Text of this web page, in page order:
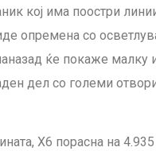
кој има поостри
опремена со
ќе покаже малку
дел со големи
X6 порасна на